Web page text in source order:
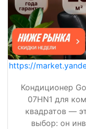
https://
Кондиционер
07HN1 для
квадратов —
выбор: он